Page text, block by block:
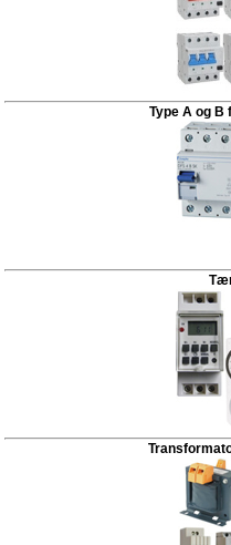
Type A og